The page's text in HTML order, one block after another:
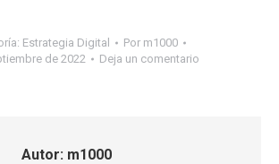
Estrategia Digital Por m1000
de 2022
Deja un comentario
Autor: m1000